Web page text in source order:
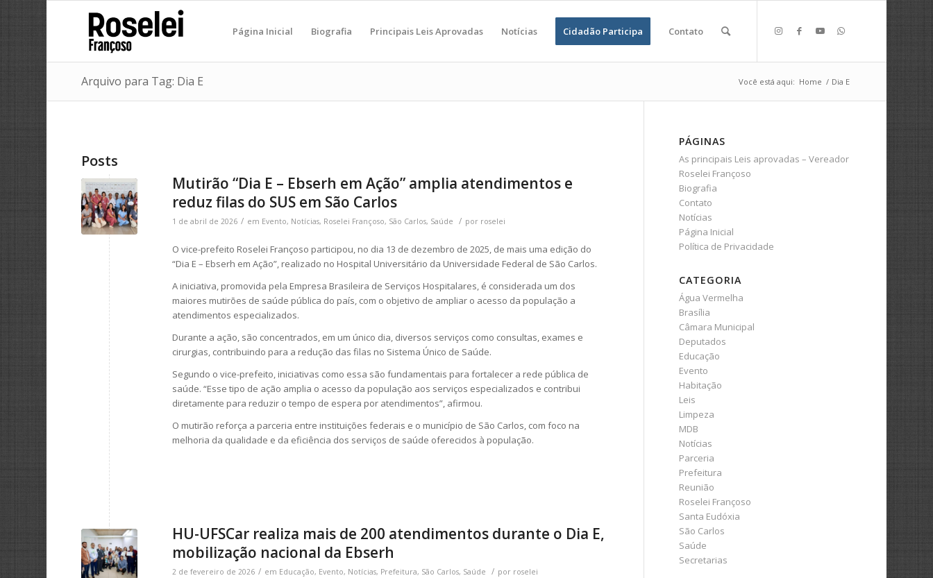
Página Inicial Biografia Principais Leis Aprovadas Notícias Cidadão Participa Contato
Arquivo para Tag: Dia E Você está aqui: Home / Dia E
Posts
Mutirão “Dia E – Ebserh em Ação” amplia atendimentos e
reduz filas do SUS em São Carlos
1 de abril de 2026 / em Evento, Notícias, Roselei Françoso, São Carlos, Saúde / por roselei
O vice-prefeito Roselei Françoso participou, no dia 13 de dezembro de 2025, de mais uma edição do
“Dia E – Ebserh em Ação”, realizado no Hospital Universitário da Universidade Federal de São Carlos.
A iniciativa, promovida pela Empresa Brasileira de Serviços Hospitalares, é considerada um dos
maiores mutirões de saúde pública do país, com o objetivo de ampliar o acesso da população a
atendimentos especializados.
Durante a ação, são concentrados, em um único dia, diversos serviços como consultas, exames e
cirurgias, contribuindo para a redução das filas no Sistema Único de Saúde.
Segundo o vice-prefeito, iniciativas como essa são fundamentais para fortalecer a rede pública de
saúde. “Esse tipo de ação amplia o acesso da população aos serviços especializados e contribui
diretamente para reduzir o tempo de espera por atendimentos”, afirmou.
O mutirão reforça a parceria entre instituições federais e o município de São Carlos, com foco na
melhoria da qualidade e da eficiência dos serviços de saúde oferecidos à população.
HU-UFSCar realiza mais de 200 atendimentos durante o Dia E,
mobilização nacional da Ebserh
2 de fevereiro de 2026 / em Educação, Evento, Notícias, Prefeitura, São Carlos, Saúde / por roselei
PÁGINAS
As principais Leis aprovadas – Vereador
Roselei Françoso
Biografia
Contato
Notícias
Página Inicial
Política de Privacidade
CATEGORIA
Água Vermelha
Brasília
Câmara Municipal
Deputados
Educação
Evento
Habitação
Leis
Limpeza
MDB
Notícias
Parceria
Prefeitura
Reunião
Roselei Françoso
Santa Eudóxia
São Carlos
Saúde
Secretarias